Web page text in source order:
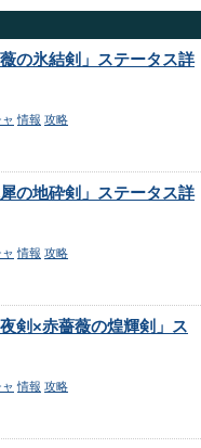
の氷結剣」ステータス詳
情報 攻略
の地砕剣」ステータス詳
情報 攻略
剣×赤薔薇の煌輝剣」ス
情報 攻略